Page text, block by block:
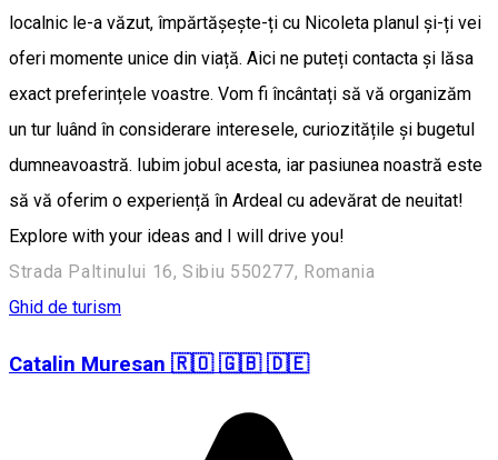
localnic le-a văzut, împărtășește-ți cu Nicoleta planul și-ți vei
oferi momente unice din viață. Aici ne puteți contacta și lăsa
exact preferințele voastre. Vom fi încântați să vă organizăm
un tur luând în considerare interesele, curiozitățile și bugetul
dumneavoastră. Iubim jobul acesta, iar pasiunea noastră este
să vă oferim o experiență în Ardeal cu adevărat de neuitat!
Explore with your ideas and I will drive you!
Strada Paltinului 16, Sibiu 550277, Romania
Ghid de turism
Catalin Muresan 🇷🇴 🇬🇧 🇩🇪